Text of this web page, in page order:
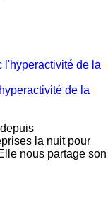
de la
la nuit pour
nous partage son